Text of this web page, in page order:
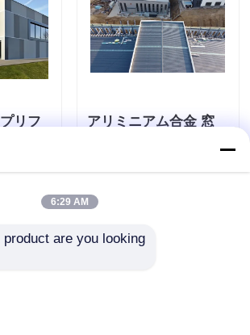
リフ
構造
ギャ
を送信
アリミニアム合金 窓
な屋根 製造 ASTM
A36 原材料 耐久性
6:29 AM
product are you looking